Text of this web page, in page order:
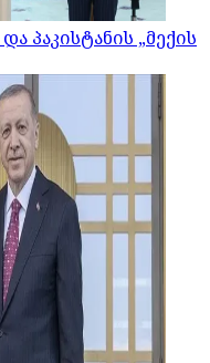
პაკისტანის „მექის